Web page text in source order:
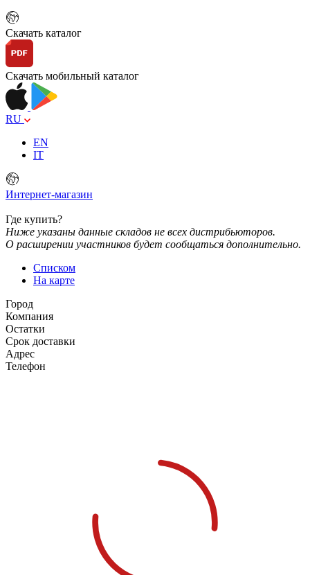
Скачать каталог
Скачать мобильный каталог
RU
EN
IT
Интернет-магазин
Где купить?
Ниже указаны данные складов не всех дистрибьюторов.
О расширении участников будет сообщаться дополнительно.
Списком
На карте
Город
Компания
Остатки
Срок доставки
Адрес
Телефон